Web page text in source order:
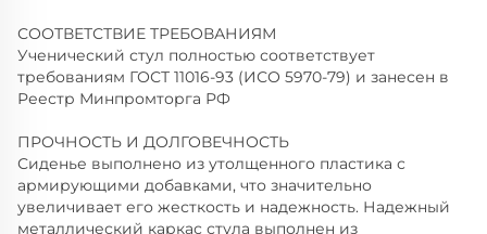
СООТВЕТСТВИЕ ТРЕБОВАНИЯМ
Ученический стул полностью соответствует
требованиям ГОСТ 11016-93 (ИСО 5970-79) и занесен в
Реестр Минпромторга РФ
ПРОЧНОСТЬ И ДОЛГОВЕЧНОСТЬ
Сиденье выполнено из утолщенного пластика с
армирующими добавками, что значительно
увеличивает его жесткость и надежность. Надежный
металлический каркас стула выполнен из